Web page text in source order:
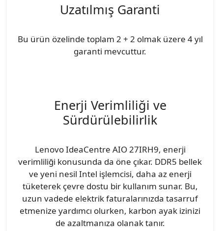
Uzatılmış Garanti
Bu ürün özelinde toplam 2 + 2 olmak üzere 4 yıl
garanti mevcuttur.
Enerji Verimliliği ve
Sürdürülebilirlik
Lenovo IdeaCentre AIO 27IRH9, enerji
verimliliği konusunda da öne çıkar. DDR5 bellek
ve yeni nesil Intel işlemcisi, daha az enerji
tüketerek çevre dostu bir kullanım sunar. Bu,
uzun vadede elektrik faturalarınızda tasarruf
etmenize yardımcı olurken, karbon ayak izinizi
de azaltmanıza olanak tanır.